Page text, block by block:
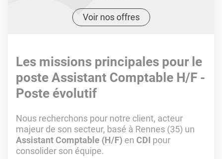
Voir nos offres
Les missions principales pour le
poste Assistant Comptable H/F -
Poste évolutif
Nous recherchons pour notre client, acteur
majeur de son secteur, basé à Rennes (35) un
Assistant Comptable (H/F) en CDI pour
consolider son équipe.